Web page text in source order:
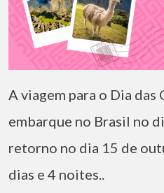
A viagem para o Dia das
embarque no Brasil no
retorno no dia 15 de
dias e 4 noites..